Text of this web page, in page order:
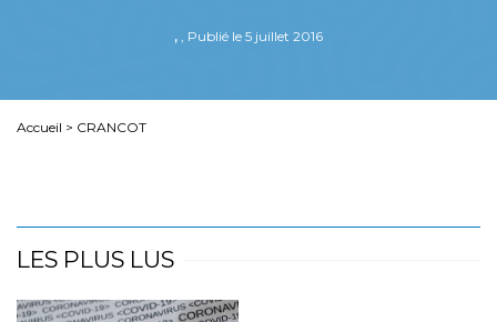
, , Publié le 5 juillet 2016
Accueil > CRANCOT
LES PLUS LUS